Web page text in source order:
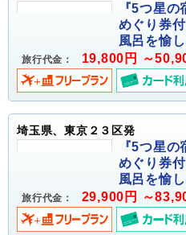
『5つ星
めぐり券
風呂を愉
旅行代金： 19,800円 ～
埼玉県、東京２３区発
『5つ星
めぐり券
風呂を愉
旅行代金： 29,900円 ～